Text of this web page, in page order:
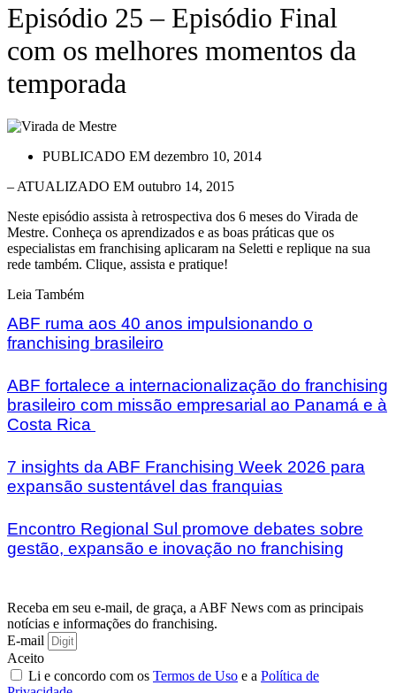
Episódio 25 – Episódio Final
com os melhores momentos da
temporada
PUBLICADO EM dezembro 10, 2014
– ATUALIZADO EM outubro 14, 2015
Neste episódio assista à retrospectiva dos 6 meses do Virada de
Mestre. Conheça os aprendizados e as boas práticas que os
especialistas em franchising aplicaram na Seletti e replique na sua
rede também. Clique, assista e pratique!
Leia Também
ABF ruma aos 40 anos impulsionando o
franchising brasileiro
ABF fortalece a internacionalização do franchising
brasileiro com missão empresarial ao Panamá e à
Costa Rica
7 insights da ABF Franchising Week 2026 para
expansão sustentável das franquias
Encontro Regional Sul promove debates sobre
gestão, expansão e inovação no franchising
Receba em seu e-mail, de graça, a ABF News com as principais
notícias e informações do franchising.
E-mail
Aceito
Li e concordo com os Termos de Uso e a Política de